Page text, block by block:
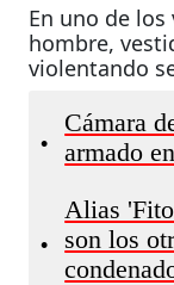
En uno de los
hombre,
violentando
•
Cámara
armado
•
Alias
son los